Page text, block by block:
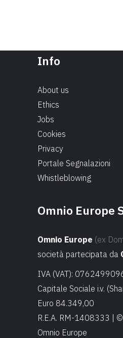
Info
About us
Ethics
Jobs
Cookies
Privacy
Portale Segnalazioni
Whistleblowing
Omnio Europe
Omnio Europe (ex
società partecipata da
IVA (VAT):
Capitale Sociale i.v.
Euro 84.349,00
R.E.A. RM-1408333 |
Omnio Europe